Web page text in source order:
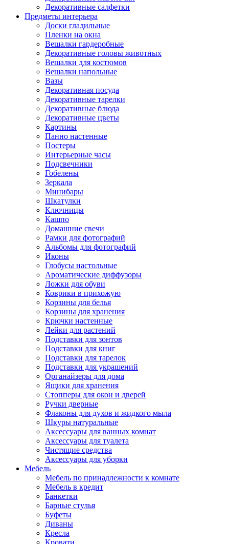
Декоративные салфетки
Предметы интерьера
Доски гладильные
Пленки на окна
Вешалки гардеробные
Декоративные головы животных
Вешалки для костюмов
Вешалки напольные
Вазы
Декоративная посуда
Декоративные тарелки
Декоративные блюда
Декоративные цветы
Картины
Панно настенные
Постеры
Интерьерные часы
Подсвечники
Гобелены
Зеркала
Минибары
Шкатулки
Ключницы
Кашпо
Домашние свечи
Рамки для фотографий
Альбомы для фотографий
Иконы
Глобусы настольные
Ароматические диффузоры
Ложки для обуви
Коврики в прихожую
Корзины для белья
Корзины для хранения
Крючки настенные
Лейки для растений
Подставки для зонтов
Подставки для книг
Подставки для тарелок
Подставки для украшений
Органайзеры для дома
Ящики для хранения
Стопперы для окон и дверей
Ручки дверные
Флаконы для духов и жидкого мыла
Шкуры натуральные
Аксессуары для ванных комнат
Аксессуары для туалета
Чистящие средства
Аксессуары для уборки
Мебель
Мебель по принадлежности к комнате
Мебель в кредит
Банкетки
Барные стулья
Буфеты
Диваны
Кресла
Кровати